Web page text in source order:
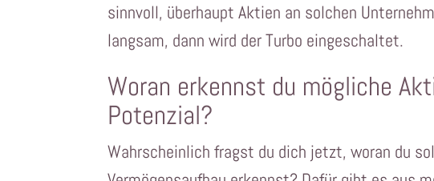
sinnvoll, überhaupt Aktien an solchen
langsam, dann wird der Turbo eingeschaltet.
Woran erkennst du mögliche
Potenzial?
Wahrscheinlich fragst du dich jetzt, woran du